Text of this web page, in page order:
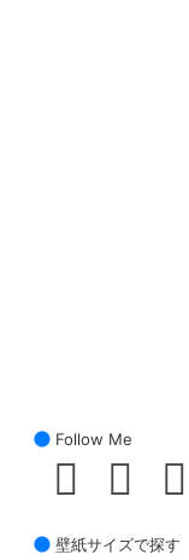
Follow Me
壁紙サイズで探す